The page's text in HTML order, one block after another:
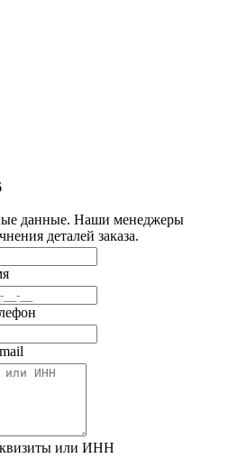
данные. Наши менеджеры
деталей заказа.
или ИНН